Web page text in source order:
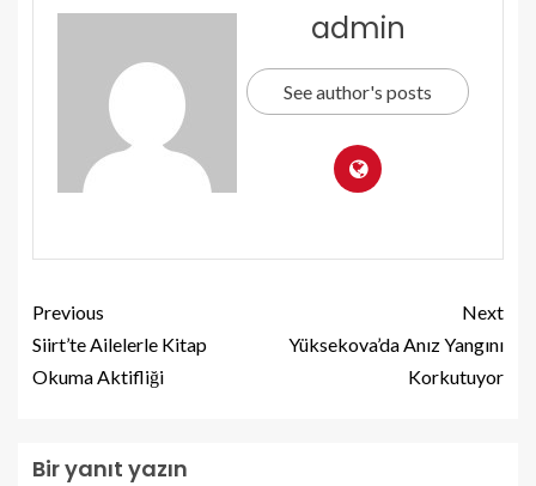
admin
See author's posts
Previous
Siirt’te Ailelerle Kitap
Okuma Aktifliği
Next
Yüksekova’da Anız Yangını
Korkutuyor
Bir yanıt yazın